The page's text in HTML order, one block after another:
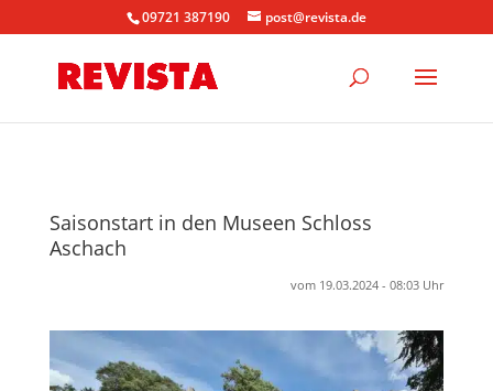
09721 387190 post@revista.de
Saisonstart in den Museen Schloss
Aschach
vom 19.03.2024 - 08:03 Uhr